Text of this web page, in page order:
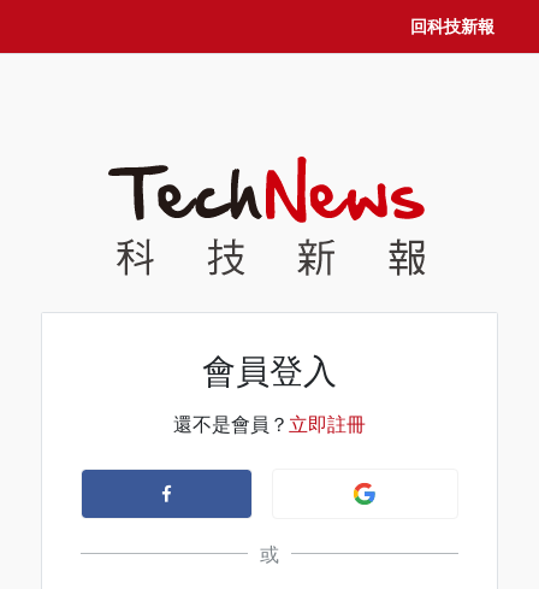
回科技新報
會員登入
還不是會員？ 立即註冊
或